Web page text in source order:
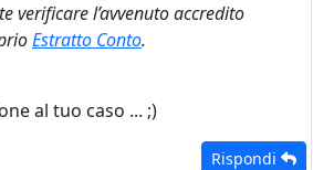
verificare l’avvenuto accredito
Estratto Conto.
al tuo caso ... ;)
Rispondi